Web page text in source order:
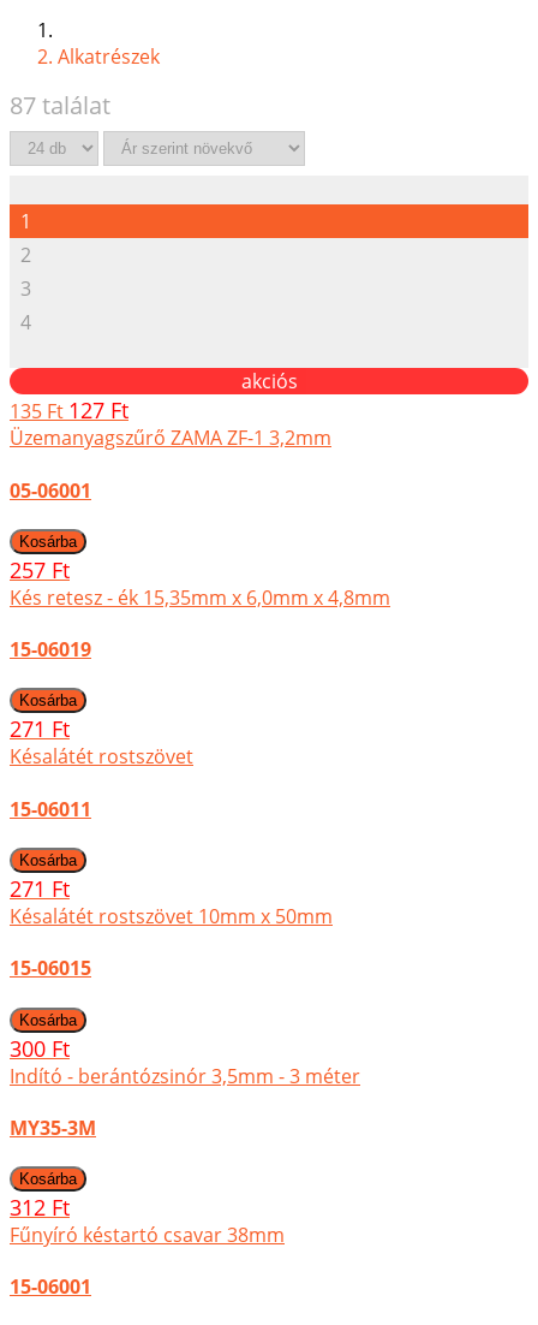
Alkatrészek
87 találat
1
2
3
4
akciós
135 Ft 127 Ft
Üzemanyagszűrő ZAMA ZF-1 3,2mm
05-06001
257 Ft
Kés retesz - ék 15,35mm x 6,0mm x 4,8mm
15-06019
271 Ft
Késalátét rostszövet
15-06011
271 Ft
Késalátét rostszövet 10mm x 50mm
15-06015
300 Ft
Indító - berántózsinór 3,5mm - 3 méter
MY35-3M
312 Ft
Fűnyíró késtartó csavar 38mm
15-06001